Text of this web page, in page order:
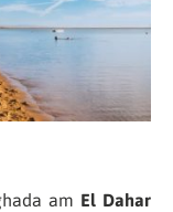
am El Dahar